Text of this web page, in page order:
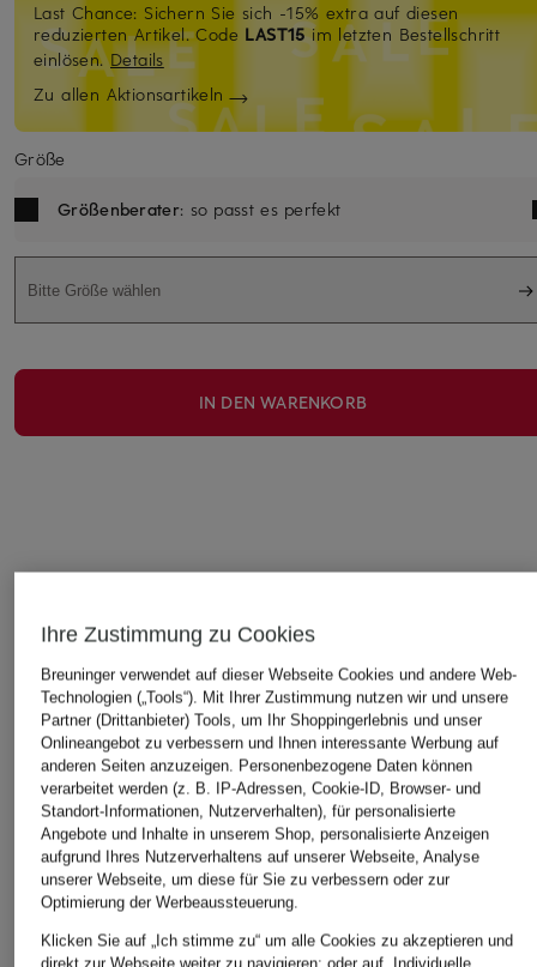
Last Chance: Sichern Sie sich -15% extra auf diesen
reduzierten Artikel. Code LAST15im letzten Bestellschritt
einlösen.Details
Zu allen Aktionsartikeln
Größe
Größenberater: so passt es perfekt
Bitte Größe wählen
IN DEN WARENKORB
+Aktionsrabatt +Aktionsrabatt +Aktionsrabatt
Ihre Zustimmung zu Cookies
Breuninger verwendet auf dieser Webseite Cookies und andere Web-
Technologien („Tools“). Mit Ihrer Zustimmung nutzen wir und unsere
Partner (Drittanbieter) Tools, um Ihr Shoppingerlebnis und unser
Onlineangebot zu verbessern und Ihnen interessante Werbung auf
anderen Seiten anzuzeigen. Personenbezogene Daten können
verarbeitet werden (z. B. IP-Adressen, Cookie-ID, Browser- und
Standort-Informationen, Nutzerverhalten), für personalisierte
Angebote und Inhalte in unserem Shop, personalisierte Anzeigen
aufgrund Ihres Nutzerverhaltens auf unserer Webseite, Analyse
unserer Webseite, um diese für Sie zu verbessern oder zur
Optimierung der Werbeaussteuerung.
Klicken Sie auf „Ich stimme zu“ um alle Cookies zu akzeptieren und
direkt zur Webseite weiter zu navigieren; oder auf „Individuelle